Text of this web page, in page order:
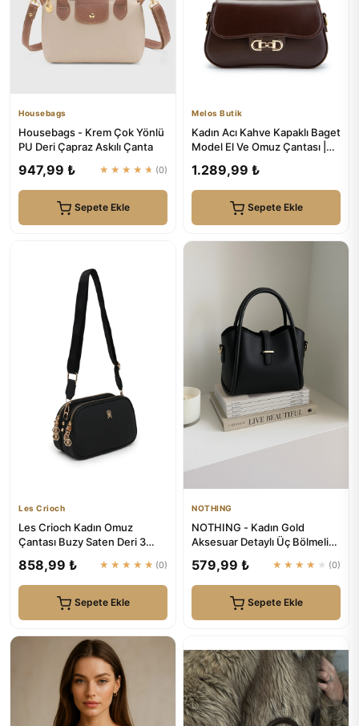
Housebags
Housebags - Krem Çok Yönlü
PU Deri Çapraz Askılı Çanta
947,99 ₺ ★★★★★ (0)
Sepete Ekle
Melos Butik
Kadın Acı Kahve Kapaklı Baget
Model El Ve Omuz Çantası |
1.289,99 ₺
Sepete Ekle
Les Crioch
Les Crioch Kadın Omuz
Çantası Buzy Saten Deri 3
858,99 ₺ ★★★★★ (0)
Sepete Ekle
NOTHING
NOTHING - Kadın Gold
Aksesuar Detaylı Üç Bölmeli
579,99 ₺ ★★★★★ (0)
Sepete Ekle